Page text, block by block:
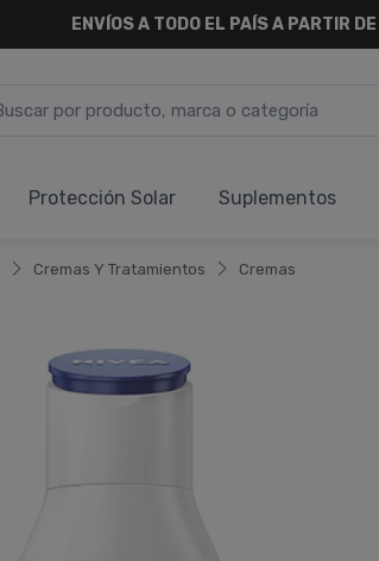
Protección Solar Suplementos
Cremas Y Tratamientos Cremas